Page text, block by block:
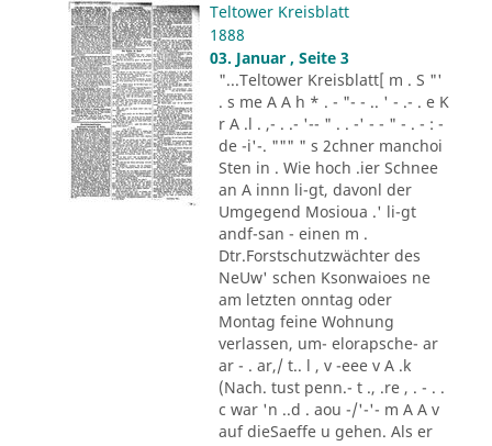
Teltower Kreisblatt
1888
03. Januar , Seite 3
"...Teltower Kreisblatt[ m . S "'
. s me A A h * . - "- - .. ' - .- . e K
r A .l . ,- . .- '-- " . . -' - - " - . - : -
de -i'-. """ " s 2chner manchoi
Sten in . Wie hoch .ier Schnee
an A innn li-gt, davonl der
Umgegend Mosioua .' li-gt
andf-san - einen m .
Dtr.Forstschutzwächter des
NeUw' schen Ksonwaioes ne
am letzten onntag oder
Montag feine Wohnung
verlassen, um- elorapsche- ar
ar - . ar,/ t.. l , v -eee v A .k
(Nach. tust penn.- t ., .re , . - . .
c war 'n ..d . aou -/'-'- m A A v
auf dieSaeffe u gehen. Als er